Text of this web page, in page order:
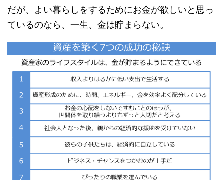
だが、よい暮らしをするためにお金が欲しいと思っ
ているのなら、一生、金は貯まらない。